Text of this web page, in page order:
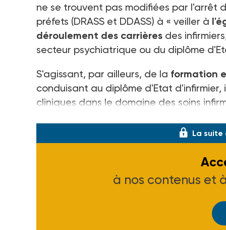
ne se trouvent pas modifiées par l'arrêt
préfets (DRASS et DDASS) à « veiller à
déroulement des carrières des
secteur psychiatrique ou du diplôme
S'agissant, par ailleurs, de la formation
conduisant au diplôme d'Etat
cliniques dans le domaine des soins
La suite
à nos contenus et